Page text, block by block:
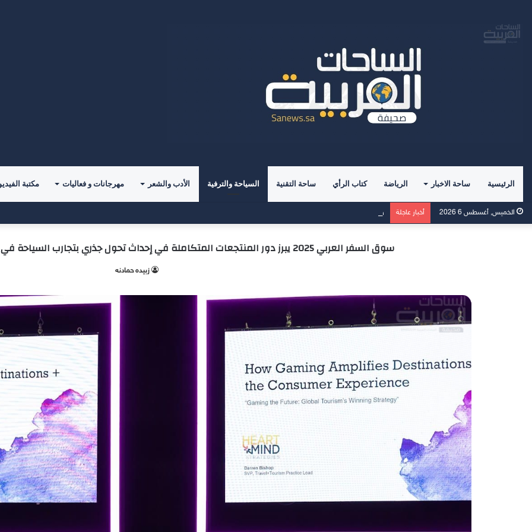
الرئيسية ساحة الاخبار الرياضة كتاب الرأي ساحة التقنية السياحة والترفية الأدب والشعر مهرجانات و فعاليات مكتبة
الخميس, أغسطس 6 2026 أخبار عاجلة صدور كتاب” علم الاجتماع الرياضي للمؤلف( خالد الدوس)
سوق السفر العربي 2025 يبرز دور المنتجعات المتكاملة في إحداث تحول جذري بتجارب السياحة في منطقة الشرق الأوسط وخارجها
زبيده حمادنه